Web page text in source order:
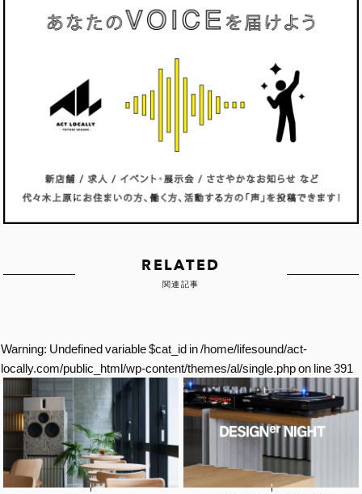
RELATED
関連記事
Warning: Undefined variable $cat_id in/home/lifesound/act-
locally.com/public_html/wp-content/themes/al/single.phpon line391